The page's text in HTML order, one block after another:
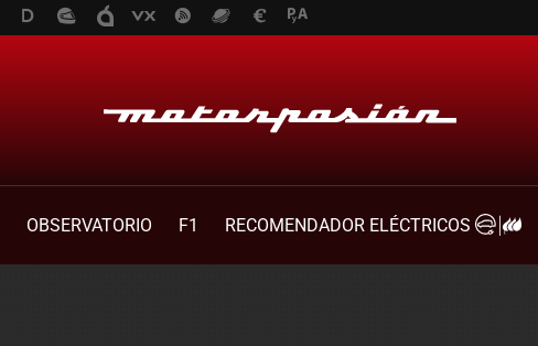
OBSERVATORIO F1
RECOMENDADOR ELÉCTRICOS